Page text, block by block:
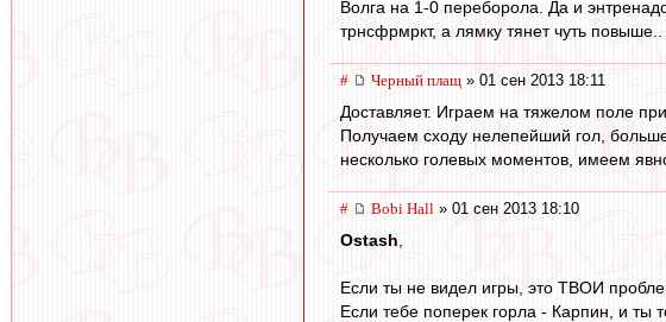
Волга на 1-0 переборола. Да и
трнсфрмркт, а лямку тянет чуть повыше..
# Черный плащ » 01 сен 2013 18:11
Доставляет. Играем на тяжелом поле
Получаем сходу нелепейший гол,
несколько голевых моментов, имеем
# Bobi Hall » 01 сен 2013 18:10
Ostash
Если ты не видел игры, это ТВОИ
Если тебе поперек горла - Карпин, и ты